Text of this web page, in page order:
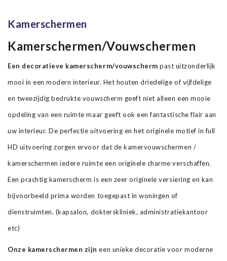
Kamerschermen
Kamerschermen/Vouwschermen
Een decoratieve kamerscherm/vouwscherm past uitzonderlijk
mooi in een modern interieur. Het houten driedelige of vijfdelige
en tweezijdig bedrukte vouwscherm geeft niet alleen een mooie
opdeling van een ruimte maar geeft ook een fantastische flair aan
uw interieur. De perfectie uitvoering en het originele motief in full
HD uitvoering zorgen ervoor dat de kamervouwschermen /
kamerschermen iedere ruimte een originele charme verschaffen.
Een prachtig kamerscherm is een zeer originele versiering en kan
bijvoorbeeld prima worden toegepast in woningen of
dienstruimten. (kapsalon, dokterskliniek, administratiekantoor
etc)
Onze kamerschermen zijn een unieke decoratie voor moderne